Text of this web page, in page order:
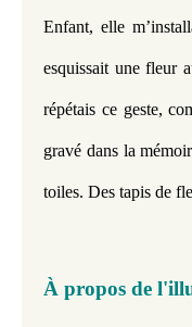
Enfant, elle
esquissait une fleur
répétais ce geste,
gravé dans la
toiles. Des tapis de
À propos de